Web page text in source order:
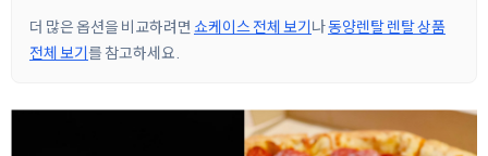
더 많은 옵션을 비교하려면 쇼케이스 전체 보기나동양렌탈 렌탈 상품
전체 보기를 참고하세요.